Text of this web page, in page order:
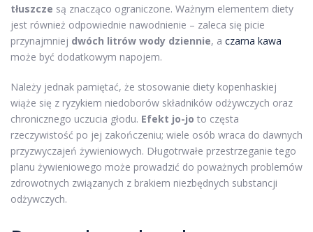
tłuszcze są znacząco ograniczone. Ważnym elementem diety
jest również odpowiednie nawodnienie – zaleca się picie
przynajmniej dwóch litrów wody dziennie, a czarna kawa
może być dodatkowym napojem.
Należy jednak pamiętać, że stosowanie diety kopenhaskiej
wiąże się z ryzykiem niedoborów składników odżywczych oraz
chronicznego uczucia głodu. Efekt jo-jo to częsta
rzeczywistość po jej zakończeniu; wiele osób wraca do dawnych
przyzwyczajeń żywieniowych. Długotrwałe przestrzeganie tego
planu żywieniowego może prowadzić do poważnych problemów
zdrowotnych związanych z brakiem niezbędnych substancji
odżywczych.